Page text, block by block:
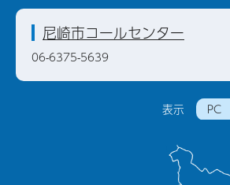
表示 PC
尼崎市コールセンター
06-6375-5639